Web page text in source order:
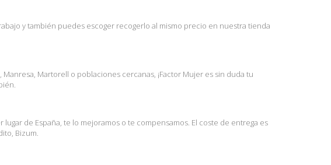
y también puedes escoger recogerlo al mismo precio en nuestra tienda
Martorell o poblaciones cercanas, ¡Factor Mujer es sin duda tu
de España, te lo mejoramos o te compensamos. El coste de entrega es
Bizum.